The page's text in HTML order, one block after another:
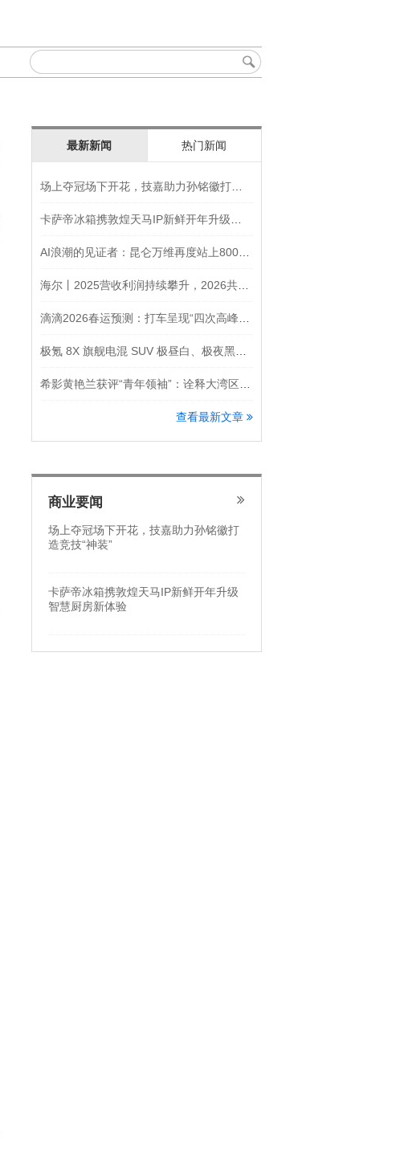
最新新闻 热门新闻
查看最新文章
商业要闻
场上夺冠场下开花，技嘉助力孙铭徽打
造竞技“神装”
卡萨帝冰箱携敦煌天马IP新鲜开年升级
智慧厨房新体验